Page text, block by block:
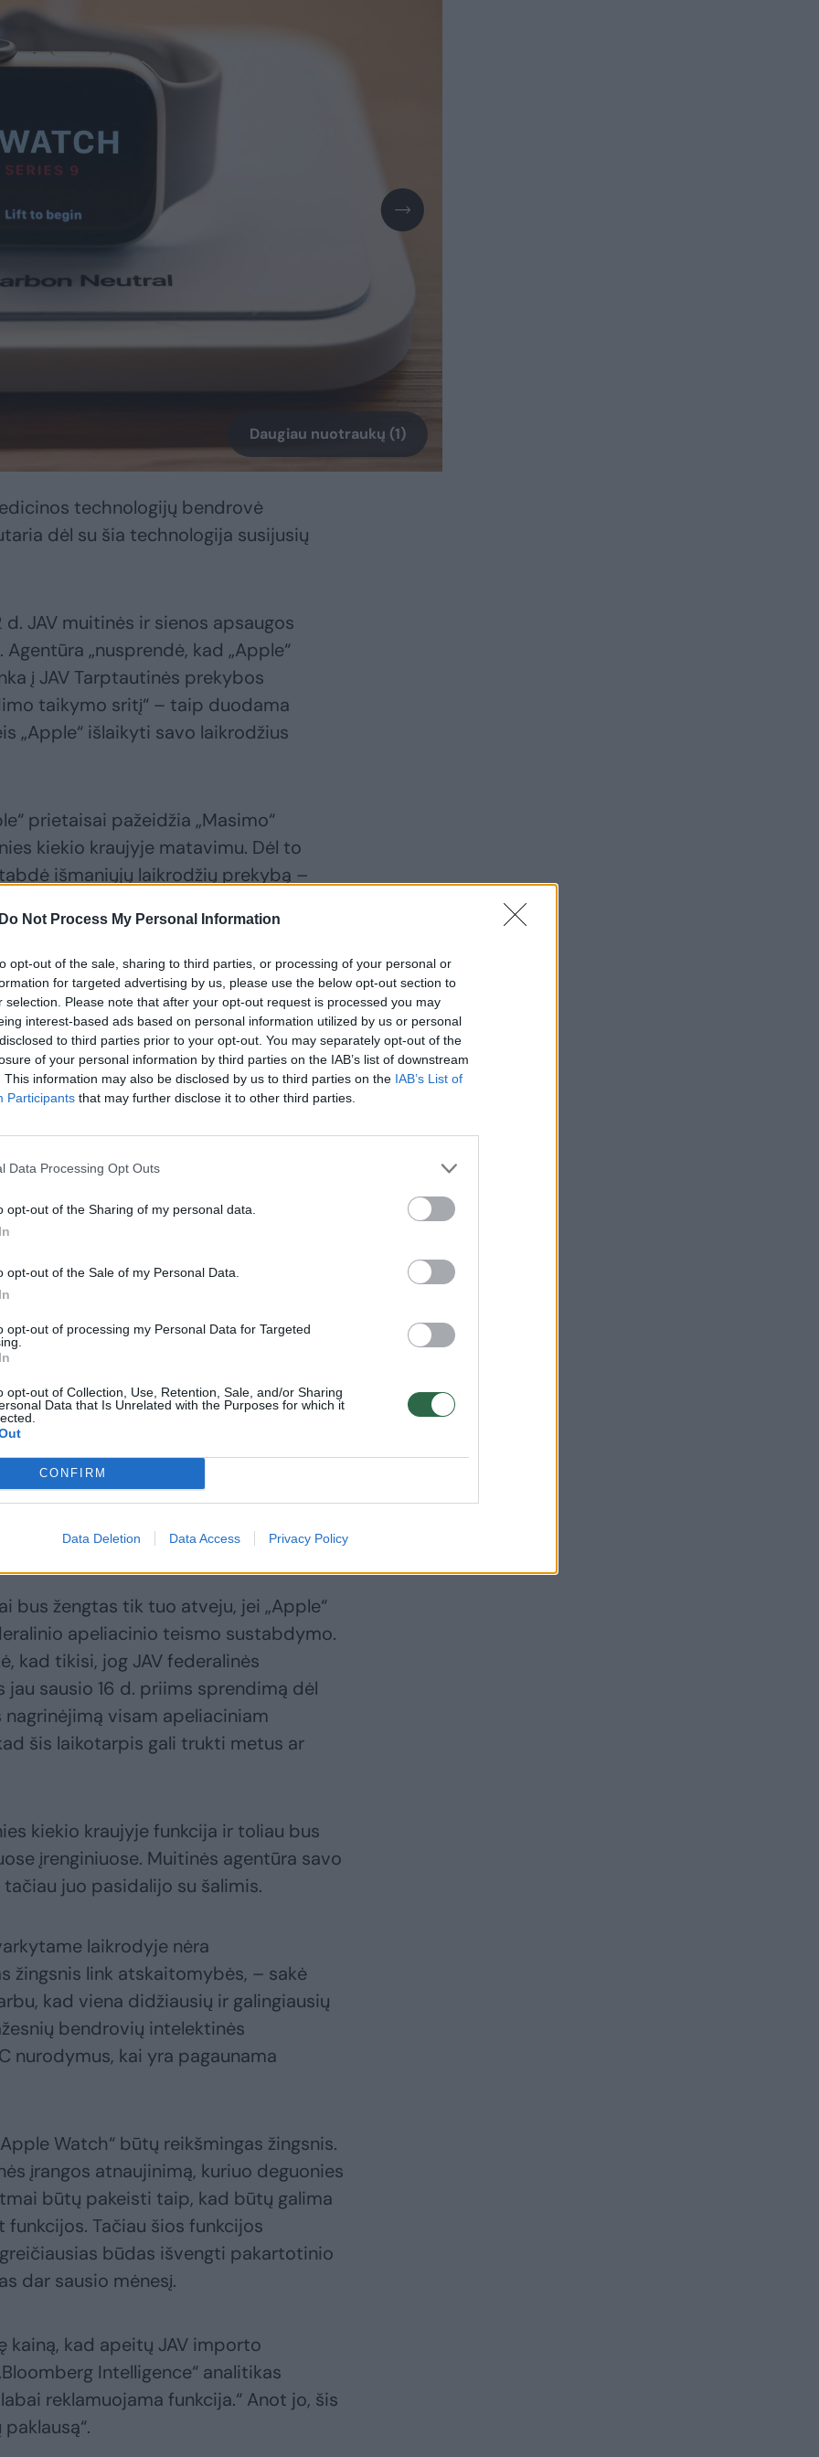
Do Not Process My Personal Information
opt-out of the sale, sharing to third parties, or processing of your personal or
for targeted advertising by us, please use the below opt-out section to
selection. Please note that after your opt-out request is processed you may
interest-based ads based on personal information utilized by us or personal
to third parties prior to your opt-out. You may separately opt-out of the
of your personal information by third parties on the IAB’s list of downstream
This information may also be disclosed by us to third parties on the IAB’s List of
Participants that may further disclose it to other third parties.
Data Processing Opt Outs
opt-out of the Sharing of my personal data.
opt-out of the Sale of my Personal Data.
opt-out of processing my Personal Data for Targeted
opt-out of Collection, Use, Retention, Sale, and/or Sharing
Data that Is Unrelated with the Purposes for which it
CONFIRM
Data Deletion Data Access Privacy Policy
Daugiau nuotraukų (1)
technologijų bendrovė
dėl su šia technologija susijusių
JAV muitinės ir sienos apsaugos
„nusprendė, kad „Apple“
į JAV Tarptautinės prekybos
taikymo sritį“ – taip duodama
„Apple“ išlaikyti savo laikrodžius
prietaisai pažeidžia „Masimo“
kiekio kraujyje matavimu. Dėl to
išmaniųjų laikrodžių prekybą –
jai grąžinti gaminius į rinką gruodžio
lauktas
kokias
šiemet
apeinamąją priemonę, kuria
savaitę pateikė sprendimą Muitinės
draudimų vykdymą.
„tikrai“ nėra ginčijamos
oksimetrija, teigia „Masimo“.
bus žengtas tik tuo atveju, jei „Apple“
apeliacinio teismo sustabdymo.
kad tikisi, jog JAV federalinės
sausio 16 d. priims sprendimą dėl
visam apeliaciniam
šis laikotarpis gali trukti metus ar
kiekio kraujyje funkcija ir toliau bus
įrenginiuose. Muitinės agentūra savo
juo pasidalijo su šalimis.
laikrodyje nėra
žingsnis link atskaitomybės, – sakė
kad viena didžiausių ir galingiausių
bendrovių intelektinės
nurodymus, kai yra pagaunama
Watch“ būtų reikšmingas žingsnis.
įrangos atnaujinimą, kuriuo deguonies
būtų pakeisti taip, kad būtų galima
Tačiau šios funkcijos
būdas išvengti pakartotinio
dar sausio mėnesį.
kainą, kad apeitų JAV importo
Intelligence“ analitikas
reklamuojama funkcija.“ Anot jo, šis